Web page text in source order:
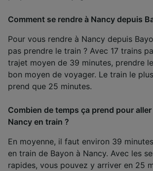
Comment se rendre à Nancy depuis
Pour vous rendre à Nancy depuis
pas prendre le train ? Avec 17 trains
trajet moyen de 39 minutes, prendre
bon moyen de voyager. Le train le
prend que 25 minutes.
Combien de temps ça prend pour aller
Nancy en train ?
En moyenne, il faut environ 39
en train de Bayon à Nancy. Avec les
rapides, vous pouvez y arriver en 25